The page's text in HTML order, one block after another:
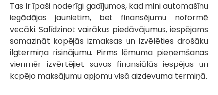
Tas ir īpaši noderīgi gadījumos, kad mini automašīnu
iegādājas jaunietim, bet finansējumu noformē
vecāki. Salīdzinot vairākus piedāvājumus, iespējams
samazināt kopējās izmaksas un izvēlēties drošāku
ilgtermiņa risinājumu. Pirms lēmuma pieņemšanas
vienmēr izvērtējiet savas finansiālās iespējas un
kopējo maksājumu apjomu visā aizdevuma termiņā.